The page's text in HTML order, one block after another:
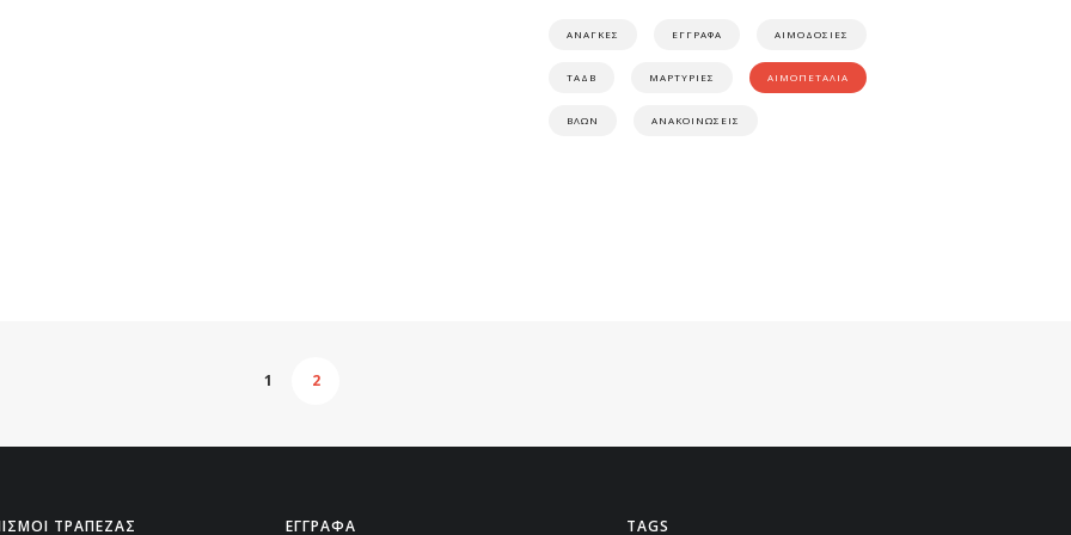
ΑΝΑΓΚΕΣ ΕΓΓΡΑΦΑ ΑΙΜΟΔΟΣΙΕΣ
ΤΑΔΒ ΜΑΡΤΥΡΙΕΣ ΑΙΜΟΠΕΤΑΛΙΑ
ΒΛΩΝ ΑΝΑΚΟΙΝΩΣΕΙΣ
1 2
ΤΡΑΠΕΖΑΣ ΕΓΓΡΑΦΑ TAGS